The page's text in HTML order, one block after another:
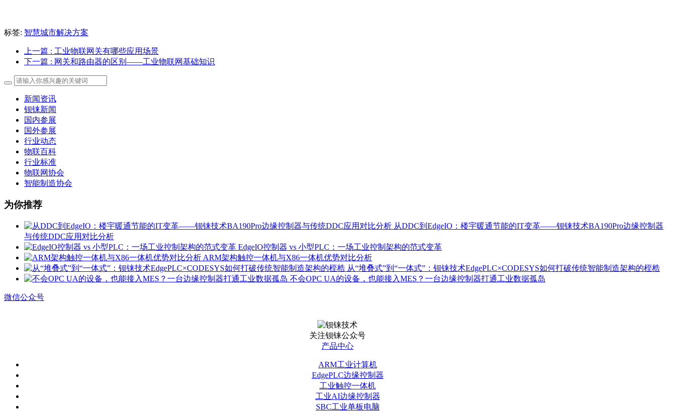
标签: 智慧城市解决方案
上一篇 : 工业物联网关有哪些应用场景
下一篇 : 网关和路由器的区别——工业物联网基础知识
新闻资讯
钡铼新闻
国内参展
国外参展
行业动态
物联百科
行业标准
物联网协会
智能制造协会
为你推荐
从DDC到EdgeIO：楼宇暖通节能的IT变革——钡铼技术BA190Pro边缘控制器
与传统DDC应用对比分析
EdgeIO控制器 vs 小型PLC：一场工业控制架构的范式变革
ARM架构触控一体机与X86一体机优势对比分析
从“堆叠式”到“一体式”：钡铼技术EdgePLC×CODESYS如何打破传统智能制造架构的桎梏
不会OPC UA的设备，也能接入MES？一台边缘控制器打通工业数据孤岛
微信公众号
关注钡铼公众号
产品中心
ARM工业计算机
EdgePLC边缘控制器
工业触控一体机
工业AI边缘控制器
SBC工业单板电脑